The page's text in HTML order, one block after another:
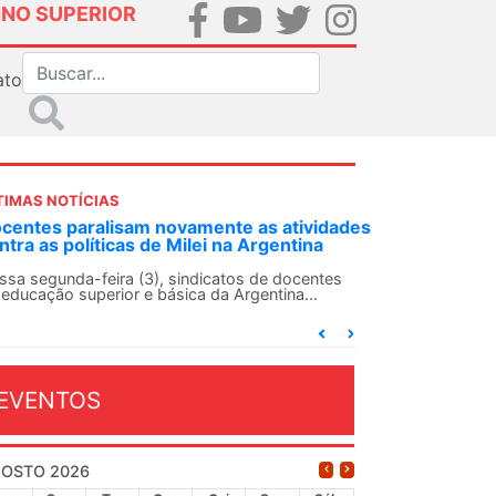
SUPERIOR
NOTÍCIAS
atividades
docentes
ANDES-SN convoca docentes para Dia de
Solidariedade Internacionalista com Cuba
O ANDES-SN conclama suas seções sindicais e
2026